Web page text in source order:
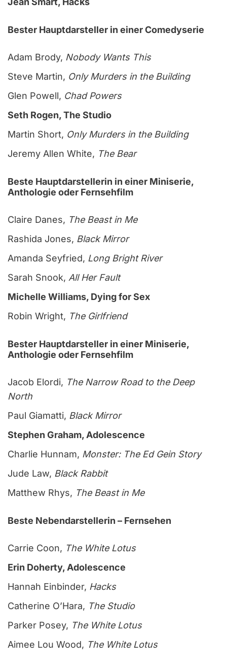
Bester Hauptdarsteller in einer Comedyserie
Adam Brody, Nobody Wants This
Steve Martin, Only Murders in the Building
Glen Powell, Chad Powers
Seth Rogen, The Studio
Martin Short, Only Murders in the Building
Jeremy Allen White, The Bear
Beste Hauptdarstellerin in einer Miniserie,
Anthologie oder Fernsehfilm
Claire Danes, The Beast in Me
Rashida Jones, Black Mirror
Amanda Seyfried, Long Bright River
Sarah Snook, All Her Fault
Michelle Williams, Dying for Sex
Robin Wright, The Girlfriend
Bester Hauptdarsteller in einer Miniserie,
Anthologie oder Fernsehfilm
Jacob Elordi, The Narrow Road to the Deep
North
Paul Giamatti, Black Mirror
Stephen Graham, Adolescence
Charlie Hunnam, Monster: The Ed Gein Story
Jude Law, Black Rabbit
Matthew Rhys, The Beast in Me
Beste Nebendarstellerin – Fernsehen
Carrie Coon, The White Lotus
Erin Doherty, Adolescence
Hannah Einbinder, Hacks
Catherine O’Hara, The Studio
Parker Posey, The White Lotus
Aimee Lou Wood, The White Lotus